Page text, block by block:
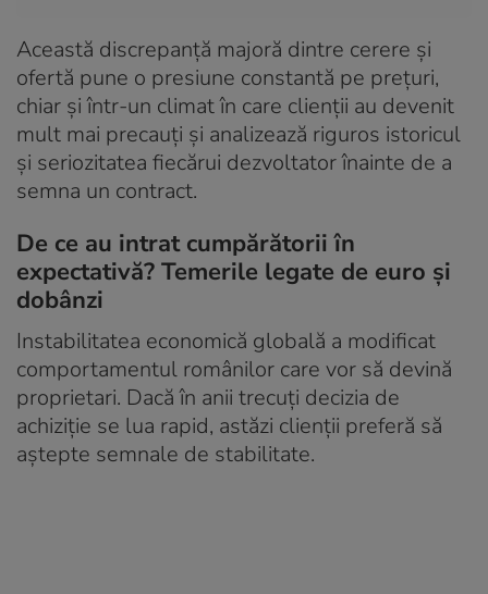
Această discrepanță majoră dintre cerere și
ofertă pune o presiune constantă pe prețuri,
chiar și într-un climat în care clienții au devenit
mult mai precauți și analizează riguros istoricul
și seriozitatea fiecărui dezvoltator înainte de a
semna un contract.
De ce au intrat cumpărătorii în
expectativă? Temerile legate de euro și
dobânzi
Instabilitatea economică globală a modificat
comportamentul românilor care vor să devină
proprietari. Dacă în anii trecuți decizia de
achiziție se lua rapid, astăzi clienții preferă să
aștepte semnale de stabilitate.